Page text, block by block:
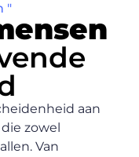
"
aan
zowel
Van